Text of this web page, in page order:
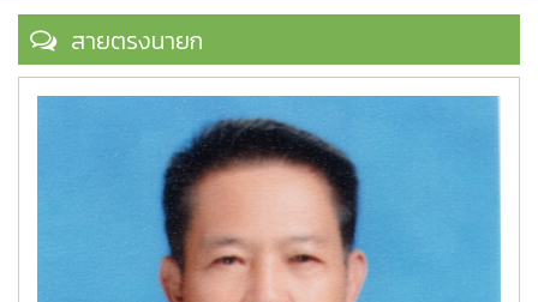
สายตรงนายก